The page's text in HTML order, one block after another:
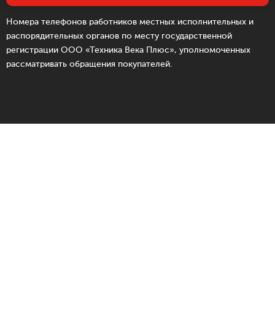
Номера телефонов работников местных исполнительных и
распорядительных органов по месту государственной
регистрации ООО «Техника Века Плюс», уполномоченных
рассматривать обращения покупателей.